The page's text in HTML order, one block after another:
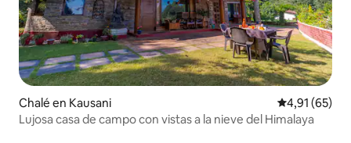
Chalé en Kausani Calificación
4,91 (65)
Lujosa casa de campo con vistas a la nieve del Himalaya